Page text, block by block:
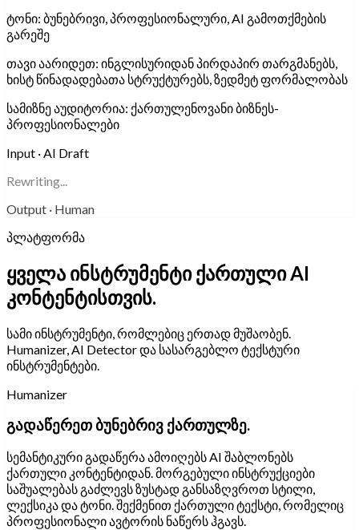
ტონი: ბუნებრივი, პროფესიონალური, AI გამოთქმების
გარეშე
თავი აარიდეთ: ინგლისურიდან პირდაპირ თარგმანებს,
ხისტ წინადადებათა სტრუქტურებს, ზედმეტ ფორმალობას
სამიზნე აუდიტორია: ქართულენოვანი ბიზნეს-
პროფესიონალები
Input · AI Draft
Rewriting...
Output · Human
პლატფორმა
ყველა ინსტრუმენტი ქართული AI
კონტენტისთვის.
სამი ინსტრუმენტი, რომლებიც ერთად მუშაობენ.
Humanizer, AI Detector და სასარგებლო ტექსტური
ინსტრუმენტები.
Humanizer
გადაწერეთ ბუნებრივ ქართულზე.
სემანტიკური გადაწერა ამოიღებს AI შაბლონებს
ქართული კონტენტიდან. მორგებული ინსტრუქციები
საშუალებას გაძლევს ზუსტად განსაზღვროთ სტილი,
ლექსიკა და ტონი. შექმენით ქართული ტექსტი, რომელიც
პროფესიონალი ავტორის ნაწერს ჰგავს.